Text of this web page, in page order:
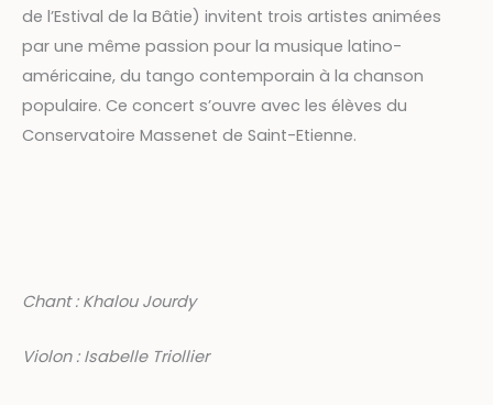
de l’Estival de la Bâtie) invitent trois artistes animées
par une même passion pour la musique latino-
américaine, du tango contemporain à la chanson
populaire. Ce concert s’ouvre avec les élèves du
Conservatoire Massenet de Saint-Etienne.
Chant : Khalou Jourdy
Violon : Isabelle Triollier